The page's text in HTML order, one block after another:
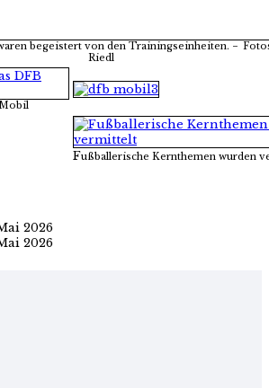
begeistert von den Trainingseinheiten. −
Riedl
Fußballerische Kernthemen wurden
2026
2026